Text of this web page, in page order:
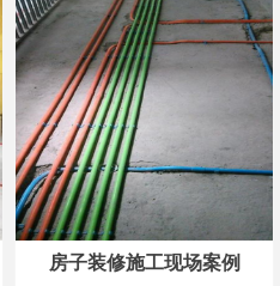
房子装修施工现场案例